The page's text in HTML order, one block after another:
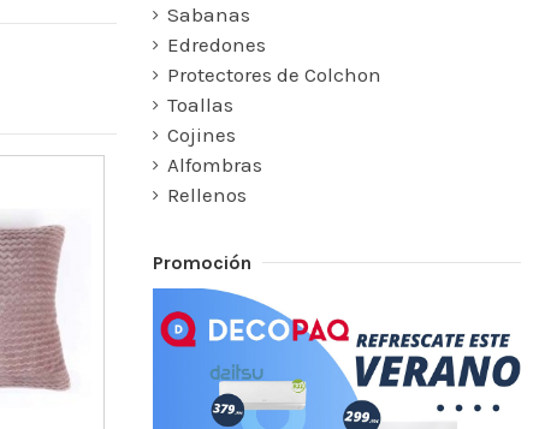
Sabanas
Edredones
Protectores de Colchon
Toallas
Cojines
Alfombras
Rellenos
Promoción